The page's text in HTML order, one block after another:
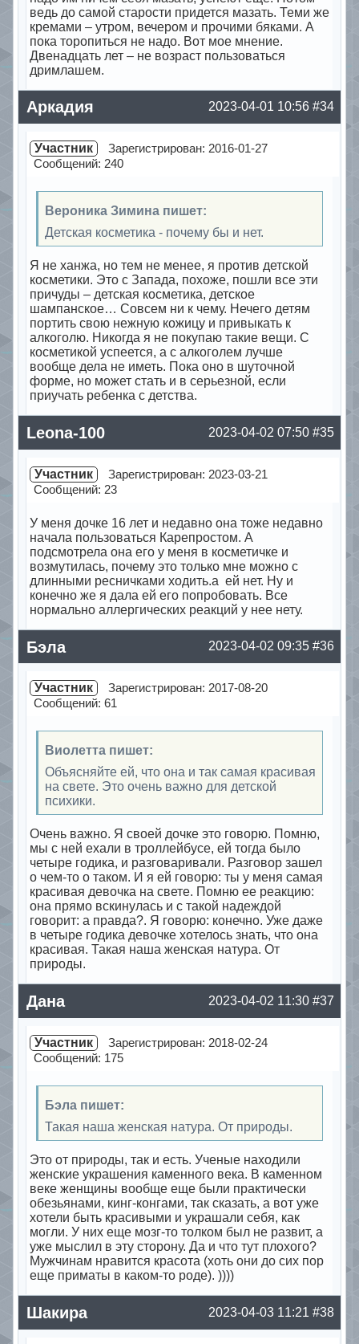
ведь до самой старости придется мазать. Теми же
кремами – утром, вечером и прочими бяками. А
пока торопиться не надо. Вот мое мнение.
Двенадцать лет – не возраст пользоваться
дримлашем.
Offline #34
2023-04-01 10:56
Аркадия
Участник
Зарегистрирован: 2016-01-27
Сообщений: 240
Вероника Зимина пишет:
Детская косметика - почему бы и нет.
Я не ханжа, но тем не менее, я против детской
косметики. Это с Запада, похоже, пошли все эти
причуды – детская косметика, детское
шампанское… Совсем ни к чему. Нечего детям
портить свою нежную кожицу и привыкать к
алкоголю. Никогда я не покупаю такие вещи. С
косметикой успеется, а с алкоголем лучше
вообще дела не иметь. Пока оно в шуточной
форме, но может стать и в серьезной, если
приучать ребенка с детства.
Offline #35
2023-04-02 07:50
Leona-100
Участник
Зарегистрирован: 2023-03-21
Сообщений: 23
У меня дочке 16 лет и недавно она тоже недавно
начала пользоваться Карепростом. А
подсмотрела она его у меня в косметичке и
возмутилась, почему это только мне можно с
длинными ресничками ходить.а ей нет. Ну и
конечно же я дала ей его попробовать. Все
нормально аллергических реакций у нее нету.
Offline #36
2023-04-02 09:35
Бэла
Участник
Зарегистрирован: 2017-08-20
Сообщений: 61
Виолетта пишет:
Объясняйте ей, что она и так самая красивая
на свете. Это очень важно для детской
психики.
Очень важно. Я своей дочке это говорю. Помню,
мы с ней ехали в троллейбусе, ей тогда было
четыре годика, и разговаривали. Разговор зашел
о чем-то о таком. И я ей говорю: ты у меня самая
красивая девочка на свете. Помню ее реакцию:
она прямо вскинулась и с такой надеждой
говорит: а правда?. Я говорю: конечно. Уже даже
в четыре годика девочке хотелось знать, что она
красивая. Такая наша женская натура. От
природы.
Offline #37
2023-04-02 11:30
Дана
Участник
Зарегистрирован: 2018-02-24
Сообщений: 175
Бэла пишет:
Такая наша женская натура. От природы.
Это от природы, так и есть. Ученые находили
женские украшения каменного века. В каменном
веке женщины вообще еще были практически
обезьянами, кинг-конгами, так сказать, а вот уже
хотели быть красивыми и украшали себя, как
могли. У них еще мозг-то толком был не развит, а
уже мыслил в эту сторону. Да и что тут плохого?
Мужчинам нравится красота (хоть они до сих пор
еще приматы в каком-то роде). ))))
Offline #38
2023-04-03 11:21
Шакира